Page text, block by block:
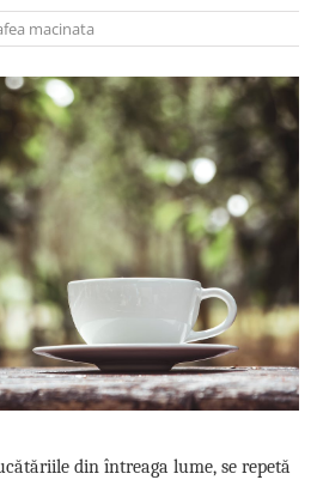
macinata
din întreaga lume, se repetă